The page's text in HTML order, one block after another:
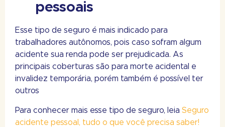
pessoais
Esse tipo de seguro é mais indicado para
trabalhadores autônomos, pois caso sofram algum
acidente sua renda pode ser prejudicada. As
principais coberturas são para morte acidental e
invalidez temporária, porém também é possível ter
outros
Para conhecer mais esse tipo de seguro, leia Seguro
acidente pessoal, tudo o que você precisa saber!